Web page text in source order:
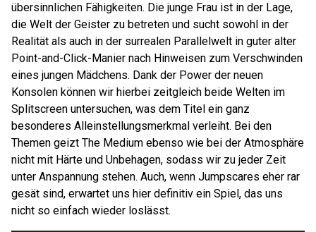
übersinnlichen Fähigkeiten. Die junge Frau ist in der Lage,
die Welt der Geister zu betreten und sucht sowohl in der
Realität als auch in der surrealen Parallelwelt in guter alter
Point-and-Click-Manier nach Hinweisen zum Verschwinden
eines jungen Mädchens. Dank der Power der neuen
Konsolen können wir hierbei zeitgleich beide Welten im
Splitscreen untersuchen, was dem Titel ein ganz
besonderes Alleinstellungsmerkmal verleiht. Bei den
Themen geizt The Medium ebenso wie bei der Atmosphäre
nicht mit Härte und Unbehagen, sodass wir zu jeder Zeit
unter Anspannung stehen. Auch, wenn Jumpscares eher rar
gesät sind, erwartet uns hier definitiv ein Spiel, das uns
nicht so einfach wieder loslässt.